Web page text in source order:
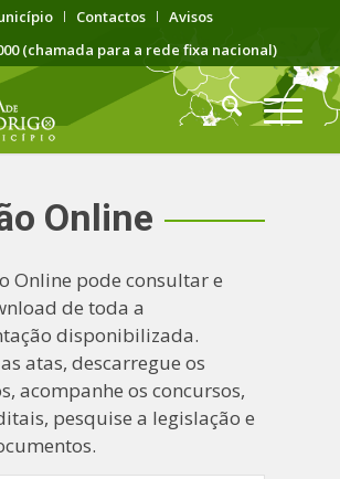
Contactos
Avisos
000 (chamada para a rede fixa nacional)
Online
Online pode consultar e
de toda a
disponibilizada.
atas, descarregue os
acompanhe os concursos,
pesquise a legislação e